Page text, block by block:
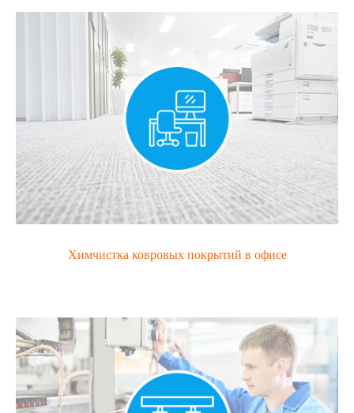
Химчистка ковровых покрытий в офисе